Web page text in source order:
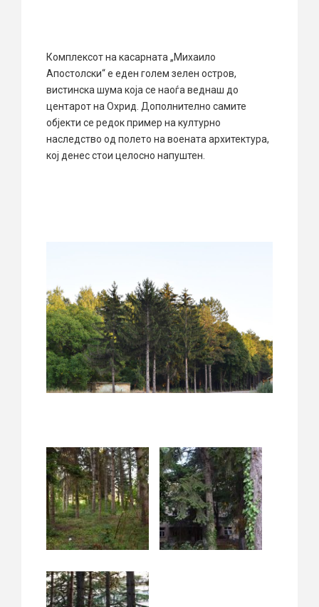
Комплексот на касарната „Михаило
Апостолски“ е еден голем зелен остров,
вистинска шума која се наоѓа веднаш до
центарот на Охрид. Дополнително самите
објекти се редок пример на културно
наследство од полето на воената архитектура,
кој денес стои целосно напуштен.